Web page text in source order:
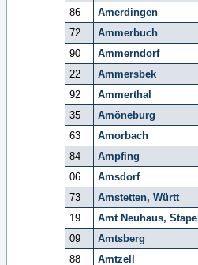
86
Amerdingen
72
Ammerbuch
90
Ammerndorf
22
Ammersbek
92
Ammerthal
35
Amöneburg
63
Amorbach
84
Ampfing
06
Amsdorf
73
Amstetten, Württ
19
Amt Neuhaus, Stapel
09
Amtsberg
88
Amtzell